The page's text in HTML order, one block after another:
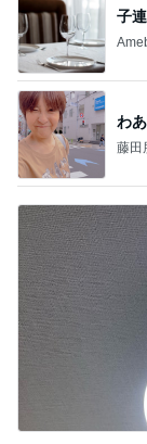
子
わ
藤田